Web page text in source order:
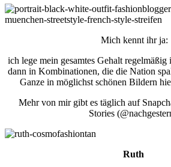
Mich kennt ihr ja:
ich lege mein gesamtes Gehalt
dann in Kombinationen, die die Nation
Ganze in möglichst schönen Bildern
Mehr von mir gibt es täglich auf
Stories
Ruth